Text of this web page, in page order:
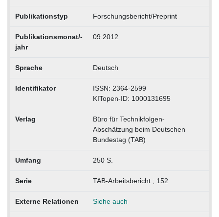
Publikationstyp Forschungsbericht/Preprint
Publikationsmonat/-
jahr
09.2012
Sprache Deutsch
Identifikator
ISSN: 2364-2599
KITopen-ID: 1000131695
Verlag
Büro für Technikfolgen-
Abschätzung beim Deutschen
Bundestag (TAB)
Umfang 250 S.
Serie TAB-Arbeitsbericht ; 152
Externe Relationen Siehe auch